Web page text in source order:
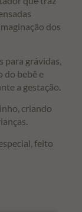
dos
para grávidas,
do bebê e
a gestação.
criando
feito